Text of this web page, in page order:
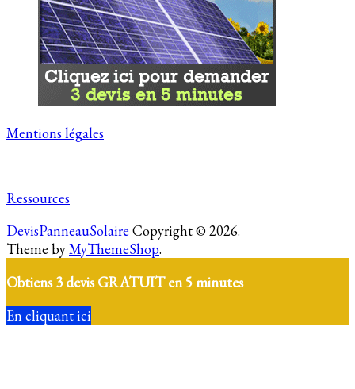
Mentions légales
Ressources
DevisPanneauSolaire Copyright © 2026.
Theme byMyThemeShop.
Obtiens 3 devis GRATUIT en 5 minutes
En cliquant ici